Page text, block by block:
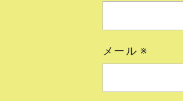
メール ※